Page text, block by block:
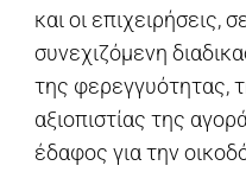
και οι επιχειρήσεις,
συνεχιζόμενη
της φερεγγυότητας,
αξιοπιστίας της
έδαφος για την